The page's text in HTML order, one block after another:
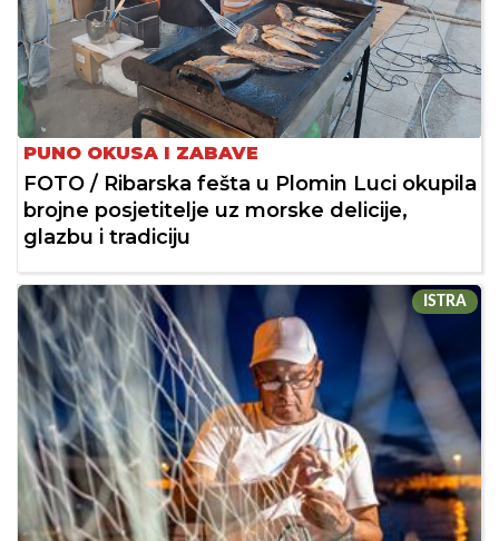
PUNO OKUSA I ZABAVE
FOTO / Ribarska fešta u Plomin Luci okupila
brojne posjetitelje uz morske delicije,
glazbu i tradiciju
ISTRA